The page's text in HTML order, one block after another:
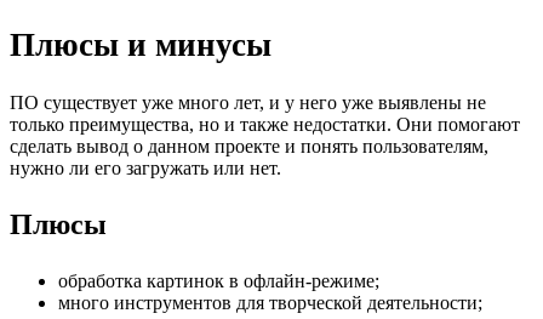
Плюсы и минусы
ПО существует уже много лет, и у него уже выявлены не
только преимущества, но и также недостатки. Они помогают
сделать вывод о данном проекте и понять пользователям,
нужно ли его загружать или нет.
Плюсы
обработка картинок в офлайн-режиме;
много инструментов для творческой деятельности;